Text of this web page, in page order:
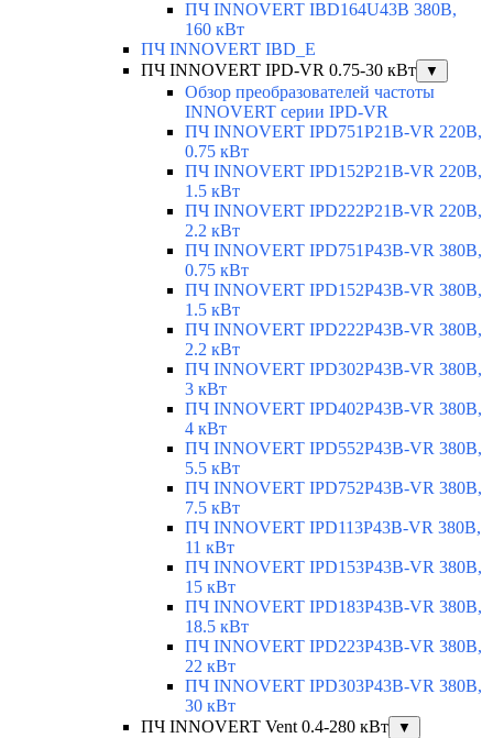
ПЧ INNOVERT IBD164U43B 380В,
160 кВт
ПЧ INNOVERT IBD_E
ПЧ INNOVERT IPD-VR 0.75-30 кВт
▼
Обзор преобразователей частоты
INNOVERT серии IPD-VR
ПЧ INNOVERT IPD751P21B-VR 220В,
0.75 кВт
ПЧ INNOVERT IPD152P21B-VR 220В,
1.5 кВт
ПЧ INNOVERT IPD222P21B-VR 220В,
2.2 кВт
ПЧ INNOVERT IPD751P43B-VR 380В,
0.75 кВт
ПЧ INNOVERT IPD152P43B-VR 380В,
1.5 кВт
ПЧ INNOVERT IPD222P43B-VR 380В,
2.2 кВт
ПЧ INNOVERT IPD302P43B-VR 380В,
3 кВт
ПЧ INNOVERT IPD402P43B-VR 380В,
4 кВт
ПЧ INNOVERT IPD552P43B-VR 380В,
5.5 кВт
ПЧ INNOVERT IPD752P43B-VR 380В,
7.5 кВт
ПЧ INNOVERT IPD113P43B-VR 380В,
11 кВт
ПЧ INNOVERT IPD153P43B-VR 380В,
15 кВт
ПЧ INNOVERT IPD183P43B-VR 380В,
18.5 кВт
ПЧ INNOVERT IPD223P43B-VR 380В,
22 кВт
ПЧ INNOVERT IPD303P43B-VR 380В,
30 кВт
ПЧ INNOVERT Vent 0.4-280 кВт
▼